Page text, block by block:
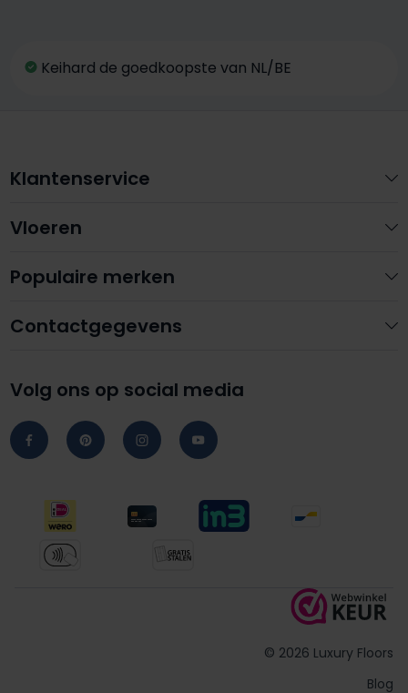
Keihard de goedkoopste van NL/BE
Contactgegevens
Volg ons op social media
Klantenservice
Vloeren
Populaire merken
© 2026 Luxury Floors
Blog